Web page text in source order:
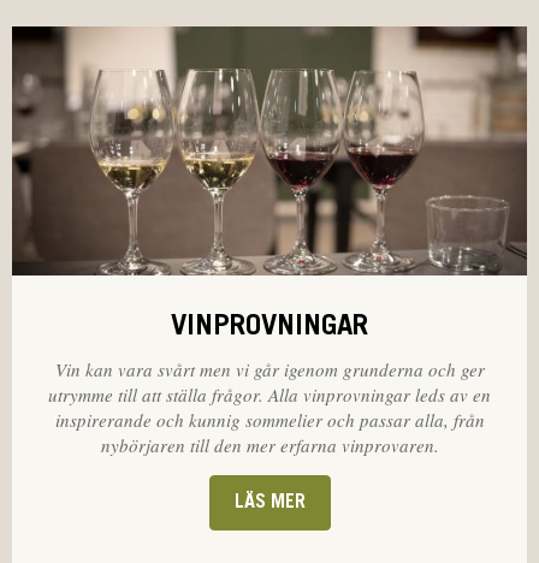
VINPROVNINGAR
Vin kan vara svårt men vi går igenom grunderna och ger
utrymme till att ställa frågor. Alla vinprovningar leds av en
inspirerande och kunnig sommelier och passar alla, från
nybörjaren till den mer erfarna vinprovaren.
LÄS MER